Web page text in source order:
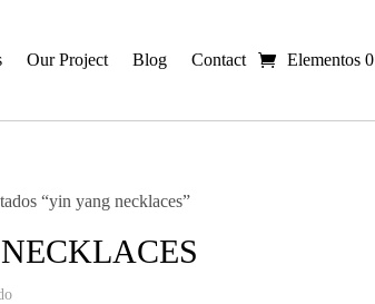
Our Project Blog Contact Elementos 0
“yin yang necklaces”